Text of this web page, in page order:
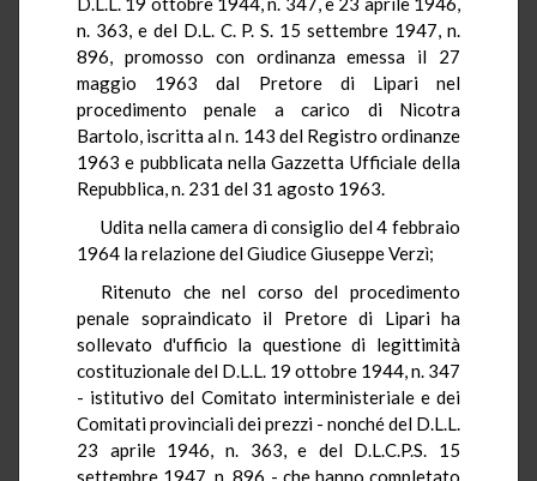
n. 363, e del D.L. C. P. S. 15 settembre 1947, n.
896, promosso con ordinanza emessa il 27
maggio 1963 dal Pretore di Lipari nel
procedimento penale a carico di Nicotra
Bartolo, iscritta al n. 143 del Registro ordinanze
1963 e pubblicata nella Gazzetta Ufficiale della
Repubblica, n. 231 del 31 agosto 1963.
Udita nella camera di consiglio del 4 febbraio
1964 la relazione del Giudice Giuseppe Verzì;
Ritenuto che nel corso del procedimento
penale sopraindicato il Pretore di Lipari ha
sollevato d'ufficio la questione di legittimità
costituzionale del D.L.L. 19 ottobre 1944, n. 347
- istitutivo del Comitato interministeriale e dei
Comitati provinciali dei prezzi - nonché del D.L.L.
23 aprile 1946, n. 363, e del D.L.C.P.S. 15
settembre 1947, n. 896 - che hanno completato